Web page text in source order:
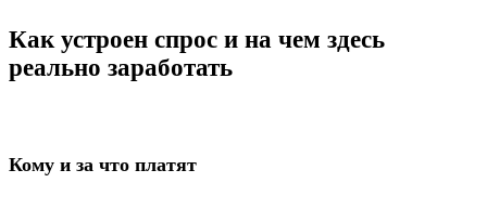
Как устроен спрос и на чем здесь
реально заработать
Кому и за что платят